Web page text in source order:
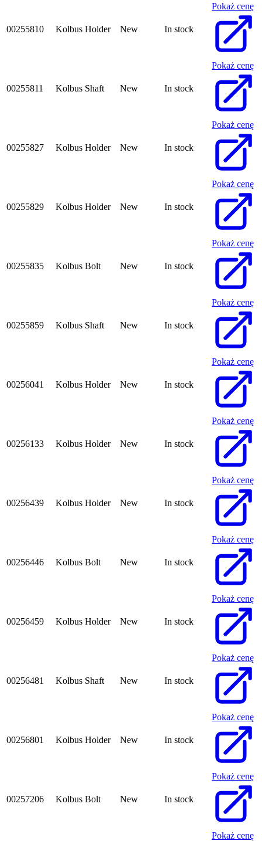
00255810 Kolbus Holder New In stock
Pokaż cenę
00255811 Kolbus Shaft New In stock
Pokaż cenę
00255827 Kolbus Holder New In stock
Pokaż cenę
00255829 Kolbus Holder New In stock
Pokaż cenę
00255835 Kolbus Bolt New In stock
Pokaż cenę
00255859 Kolbus Shaft New In stock
Pokaż cenę
00256041 Kolbus Holder New In stock
Pokaż cenę
00256133 Kolbus Holder New In stock
Pokaż cenę
00256439 Kolbus Holder New In stock
Pokaż cenę
00256446 Kolbus Bolt New In stock
Pokaż cenę
00256459 Kolbus Holder New In stock
Pokaż cenę
00256481 Kolbus Shaft New In stock
Pokaż cenę
00256801 Kolbus Holder New In stock
Pokaż cenę
00257206 Kolbus Bolt New In stock
Pokaż cenę
Pokaż cenę